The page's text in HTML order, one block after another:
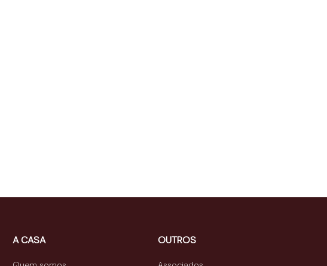
A CASA OUTROS